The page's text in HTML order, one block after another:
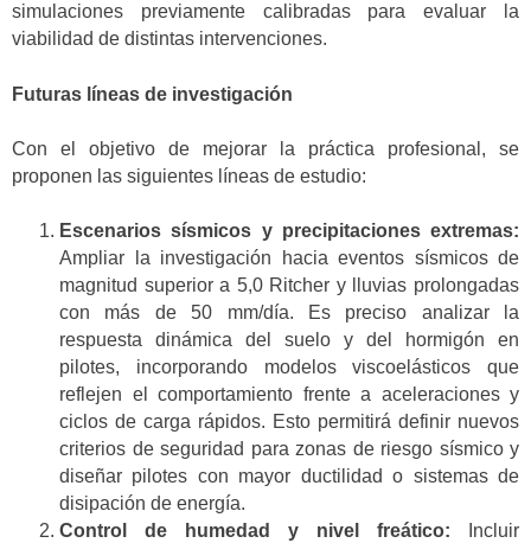
simulaciones previamente calibradas para evaluar la
viabilidad de distintas intervenciones.
Futuras líneas de investigación
Con el objetivo de mejorar la práctica profesional, se
proponen las siguientes líneas de estudio:
Escenarios sísmicos y precipitaciones extremas:
Ampliar la investigación hacia eventos sísmicos de
magnitud superior a 5,0 Ritcher y lluvias prolongadas
con más de 50 mm/día. Es preciso analizar la
respuesta dinámica del suelo y del hormigón en
pilotes, incorporando modelos viscoelásticos que
reflejen el comportamiento frente a aceleraciones y
ciclos de carga rápidos. Esto permitirá definir nuevos
criterios de seguridad para zonas de riesgo sísmico y
diseñar pilotes con mayor ductilidad o sistemas de
disipación de energía.
Control de humedad y nivel freático: Incluir